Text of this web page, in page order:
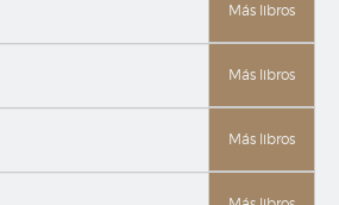
Más libros
Más libros
Más libros